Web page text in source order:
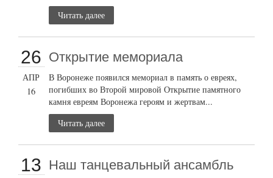
Читать далее
26
АПР
16
Открытие мемориала
В Воронеже появился мемориал в память о евреях,
погибших во Второй мировой Открытие памятного
камня евреям Воронежа героям и жертвам...
Читать далее
13 Наш танцевальный ансамбль